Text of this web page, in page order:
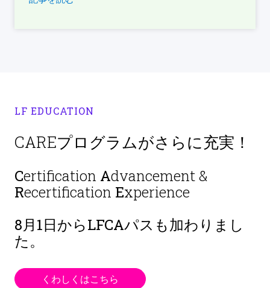
LF EDUCATION
CAREプログラムがさらに充実！
Certification Advancement &
Recertification Experience
8月1日からLFCAパスも加わりまし
た。
くわしくはこちら